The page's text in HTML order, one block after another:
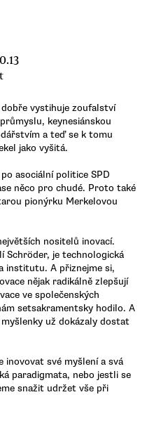
dobře vystihuje zoufalství
keynesiánskou
a teď se k tomu
jako vyšitá.
asociální politice SPD
něco pro chudé. Proto také
pionýrku Merkelovou
nositelů inovací.
Schröder, je technologická
institutu. A přiznejme si,
nějak radikálně zlepšují
ve společenských
setsakramentsky hodilo. A
už dokázaly dostat
inovovat své myšlení a svá
paradigmata, nebo jestli se
snažit udržet vše při